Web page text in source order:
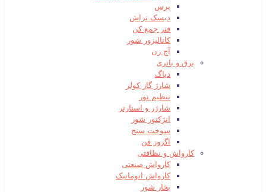
پرس
دیسک تراش
فنر جمع کن
کاتالیزور شور
آج زن
برق و باتری
دیاگ
شارژ گاز کولر
تنظیم نور
شارژر و استارتر
انژکتور شور
سوخت سنج
اگزوز فن
کارواش و نظافتی
کارواش صنعتی
کارواش اتوماتیک
بخار شور